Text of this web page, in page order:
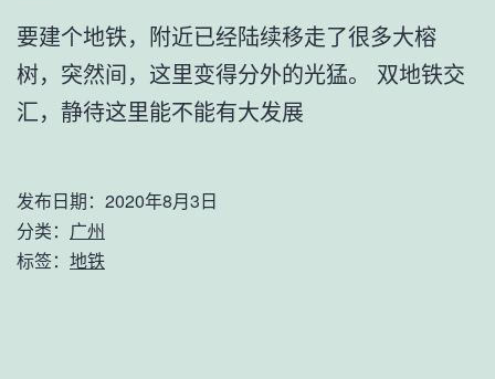
要建个地铁，附近已经陆续移走了很多大榕
树，突然间，这里变得分外的光猛。 双地铁交
汇，静待这里能不能有大发展
发布日期： 2020年8月3日
分类： 广州
标签： 地铁